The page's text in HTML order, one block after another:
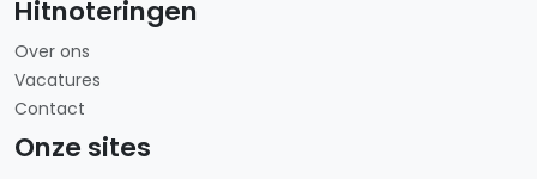
Hitnoteringen
Over ons
Vacatures
Contact
Onze sites